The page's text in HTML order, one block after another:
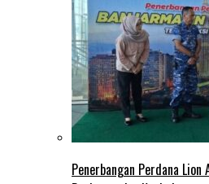
Penerbangan Perdana